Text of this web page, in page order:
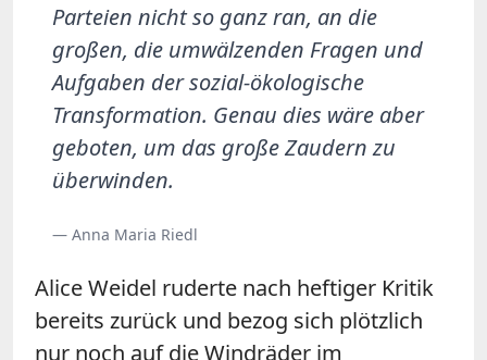
Parteien nicht so ganz ran, an die
großen, die umwälzenden Fragen und
Aufgaben der sozial-ökologische
Transformation. Genau dies wäre aber
geboten, um das große Zaudern zu
überwinden.
— Anna Maria Riedl
Alice Weidel ruderte nach heftiger Kritik
bereits zurück und bezog sich plötzlich
nur noch auf die Windräder im